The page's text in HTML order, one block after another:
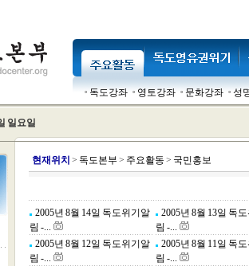
독도강좌 영토강좌 문화강좌 성
일요일
현재위치 > 독도본부 > 주요활동 > 국민홍보
2005년 8월 14일 독도위기알
림 -...
2005년 8월 13일 독
림 -...
2005년 8월 12일 독도위기알
림 -...
2005년 8월 11일 독
림 -...